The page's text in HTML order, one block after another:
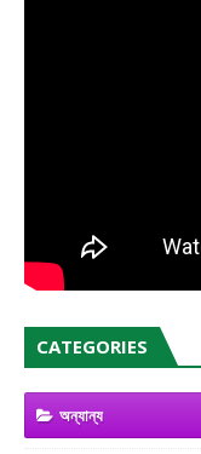
CATEGORIES
অন্যান্য